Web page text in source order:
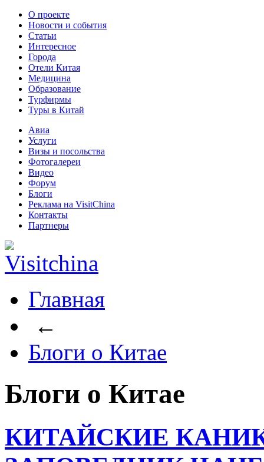
О проекте
Новости и события
Статьи
Интересное
Города
Отели Китая
Медицина
Образование
Турфирмы
Туры в Китай
Авиа
Услуги
Визы и посольства
Фотогалереи
Видео
Форум
Блоги
Реклама на VisitChina
Контакты
Партнеры
Главная
←
Блоги о Китае
Блоги о Китае
КИТАЙСКИЕ